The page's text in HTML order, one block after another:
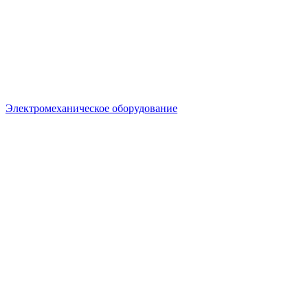
Электромеханическое оборудование